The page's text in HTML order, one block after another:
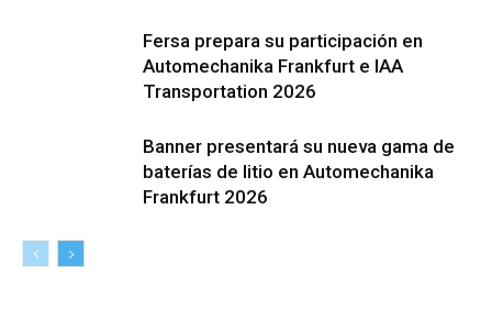
Fersa prepara su participación en
Automechanika Frankfurt e IAA
Transportation 2026
Banner presentará su nueva gama de
baterías de litio en Automechanika
Frankfurt 2026